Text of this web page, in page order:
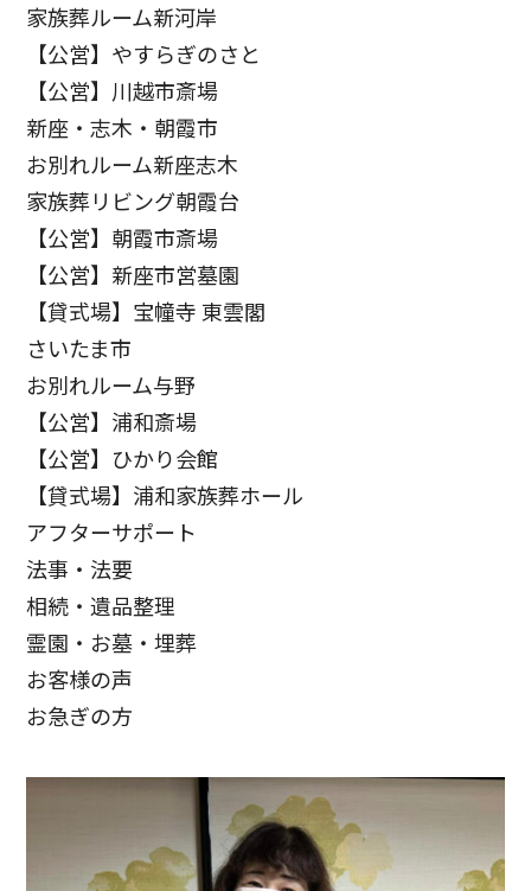
家族葬ルーム新河岸
【公営】やすらぎのさと
【公営】川越市斎場
新座・志木・朝霞市
お別れルーム新座志木
家族葬リビング朝霞台
【公営】朝霞市斎場
【公営】新座市営墓園
【貸式場】宝幢寺 東雲閣
さいたま市
お別れルーム与野
【公営】浦和斎場
【公営】ひかり会館
【貸式場】浦和家族葬ホール
アフターサポート
法事・法要
相続・遺品整理
霊園・お墓・埋葬
お客様の声
お急ぎの方
お客様からたくさんの感謝の声をいただきました